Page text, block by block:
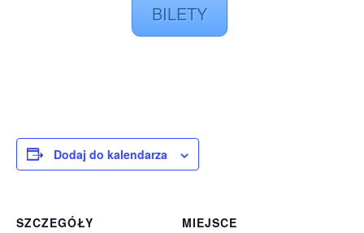
BILETY
Dodaj do kalendarza
SZCZEGÓŁY
MIEJSCE